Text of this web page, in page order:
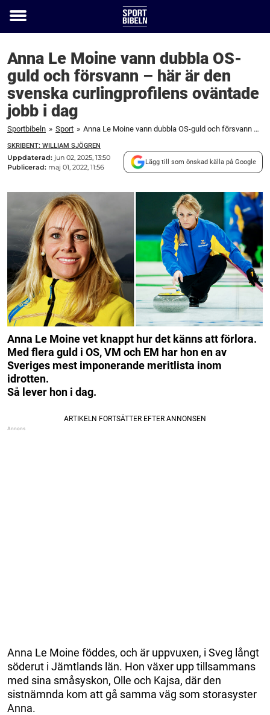
Toggle
Anna Le Moine vann dubbla OS-
guld och försvann – här är den
svenska curlingprofilens oväntade
jobb i dag
Sportbibeln » Sport » Anna Le Moine vann dubbla OS-guld och försvann – här är den svenska curlingprofilens oväntade jobb i dag
SKRIBENT: WILLIAM SJÖGREN
Uppdaterad: jun 02, 2025, 13:50
Publicerad: maj 01, 2022, 11:56
Lägg till som önskad källa på Google
Anna Le Moine vet knappt hur det känns att förlora.
Med flera guld i OS, VM och EM har hon en av
Sveriges mest imponerande meritlista inom
idrotten.
Så lever hon i dag.
Anna Le Moine föddes, och är uppvuxen, i Sveg långt
söderut i Jämtlands län. Hon växer upp tillsammans
med sina småsyskon, Olle och Kajsa, där den
sistnämnda kom att gå samma väg som storasyster
Anna.